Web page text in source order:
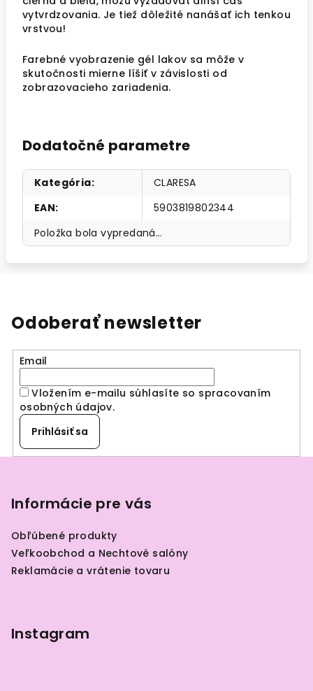
vytvrdzovania. Je tiež dôležité nanášať ich tenkou
vrstvou!
Farebné vyobrazenie gél lakov sa môže v
skutočnosti mierne líšiť v závislosti od
zobrazovacieho zariadenia.
Dodatočné parametre
Kategória:
CLARESA
EAN:
5903819802344
Položka bola vypredaná…
Odoberať newsletter
Email
Vložením e-mailu súhlasíte so spracovaním
osobných údajov.
Prihlásiť sa
Informácie pre vás
Obľúbené produkty
Veľkoobchod a Nechtové salóny
Reklamácie a vrátenie tovaru
Instagram